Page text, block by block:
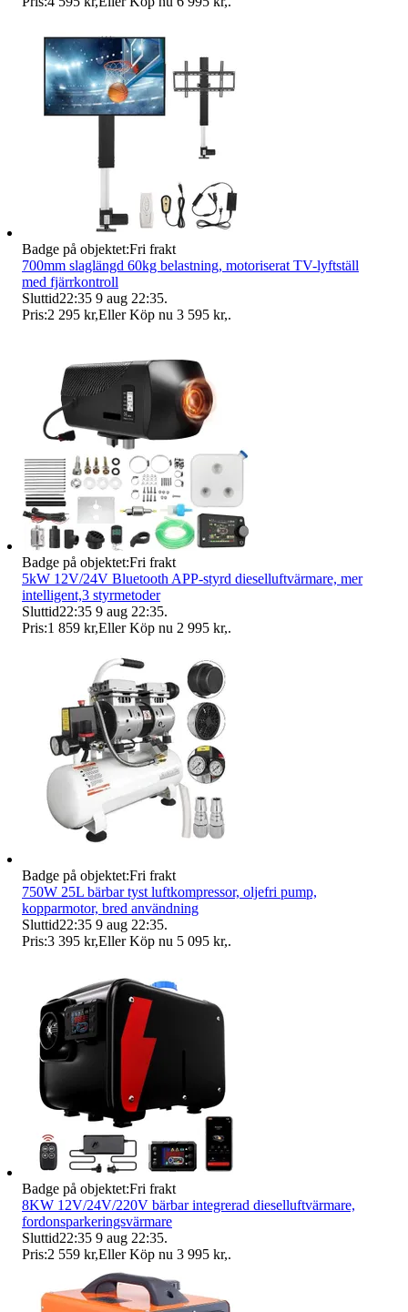
Badge på objektet:Fri frakt
700mm slaglängd 60kg belastning, motoriserat TV-lyftställ
med fjärrkontroll
Sluttid22:35 9 aug 22:35.
Pris:2 295 kr,Eller Köp nu 3 595 kr,.
Badge på objektet:Fri frakt
5kW 12V/24V Bluetooth APP-styrd dieselluftvärmare, mer
intelligent,3 styrmetoder
Sluttid22:35 9 aug 22:35.
Pris:1 859 kr,Eller Köp nu 2 995 kr,.
Badge på objektet:Fri frakt
750W 25L bärbar tyst luftkompressor, oljefri pump,
kopparmotor, bred användning
Sluttid22:35 9 aug 22:35.
Pris:3 395 kr,Eller Köp nu 5 095 kr,.
Badge på objektet:Fri frakt
8KW 12V/24V/220V bärbar integrerad dieselluftvärmare,
fordonsparkeringsvärmare
Sluttid22:35 9 aug 22:35.
Pris:2 559 kr,Eller Köp nu 3 995 kr,.